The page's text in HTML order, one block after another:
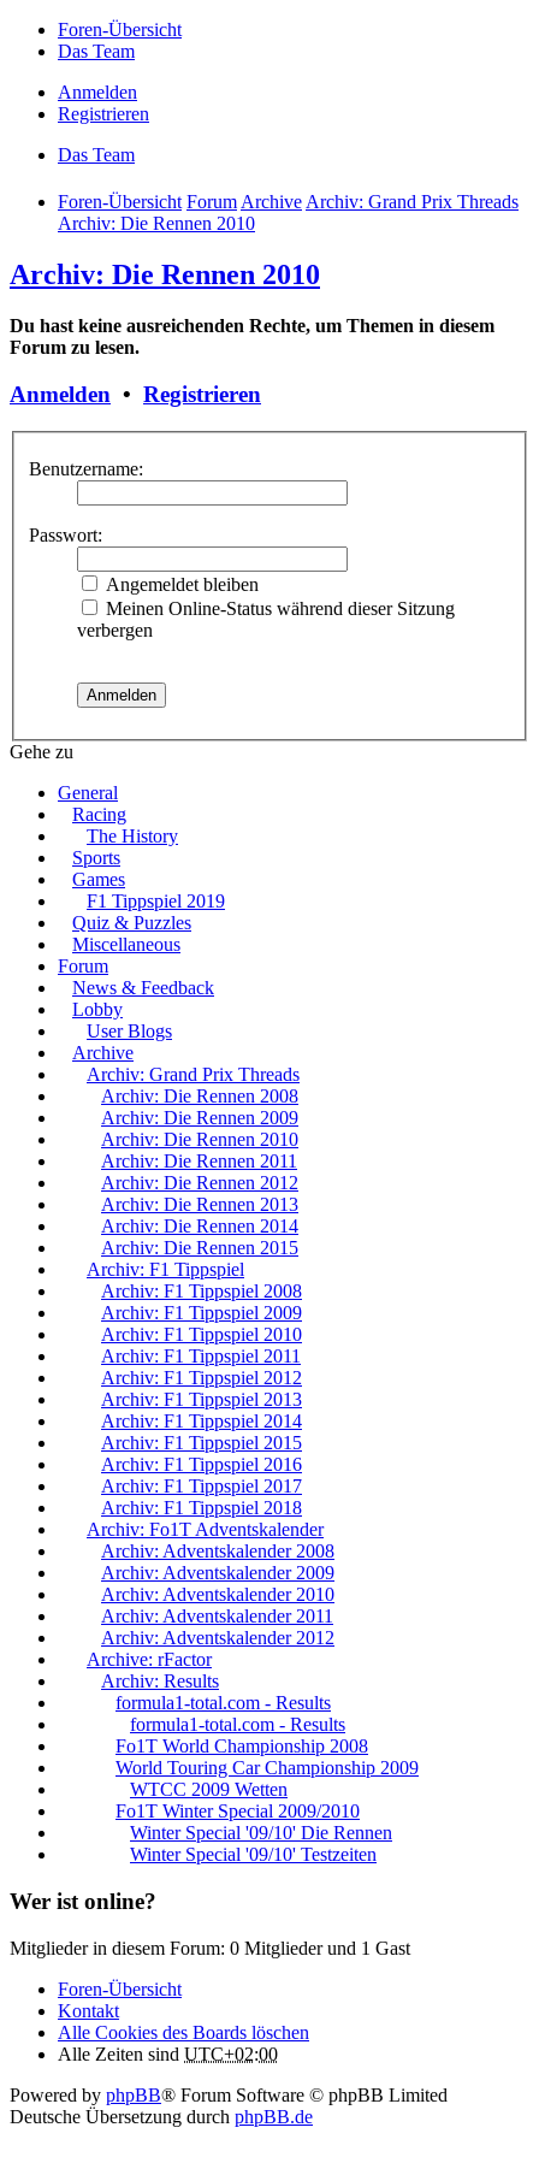
Foren-Übersicht
Das Team
Anmelden
Registrieren
Das Team
Foren-Übersicht ForumArchiveArchiv: Grand Prix Threads
Archiv: Die Rennen 2010
Archiv: Die Rennen 2010
Du hast keine ausreichenden Rechte, um Themen in diesem
Forum zu lesen.
Anmelden • Registrieren
Benutzername:
Passwort:
Angemeldet bleiben
Meinen Online-Status während dieser Sitzung
verbergen
Gehe zu
General
Racing
The History
Sports
Games
F1 Tippspiel 2019
Quiz & Puzzles
Miscellaneous
Forum
News & Feedback
Lobby
User Blogs
Archive
Archiv: Grand Prix Threads
Archiv: Die Rennen 2008
Archiv: Die Rennen 2009
Archiv: Die Rennen 2010
Archiv: Die Rennen 2011
Archiv: Die Rennen 2012
Archiv: Die Rennen 2013
Archiv: Die Rennen 2014
Archiv: Die Rennen 2015
Archiv: F1 Tippspiel
Archiv: F1 Tippspiel 2008
Archiv: F1 Tippspiel 2009
Archiv: F1 Tippspiel 2010
Archiv: F1 Tippspiel 2011
Archiv: F1 Tippspiel 2012
Archiv: F1 Tippspiel 2013
Archiv: F1 Tippspiel 2014
Archiv: F1 Tippspiel 2015
Archiv: F1 Tippspiel 2016
Archiv: F1 Tippspiel 2017
Archiv: F1 Tippspiel 2018
Archiv: Fo1T Adventskalender
Archiv: Adventskalender 2008
Archiv: Adventskalender 2009
Archiv: Adventskalender 2010
Archiv: Adventskalender 2011
Archiv: Adventskalender 2012
Archive: rFactor
Archiv: Results
formula1-total.com - Results
formula1-total.com - Results
Fo1T World Championship 2008
World Touring Car Championship 2009
WTCC 2009 Wetten
Fo1T Winter Special 2009/2010
Winter Special '09/10' Die Rennen
Winter Special '09/10' Testzeiten
Wer ist online?
Mitglieder in diesem Forum: 0 Mitglieder und 1 Gast
Foren-Übersicht
Kontakt
Alle Cookies des Boards löschen
Alle Zeiten sind UTC+02:00
Powered by phpBB® Forum Software © phpBB Limited
Deutsche Übersetzung durch phpBB.de